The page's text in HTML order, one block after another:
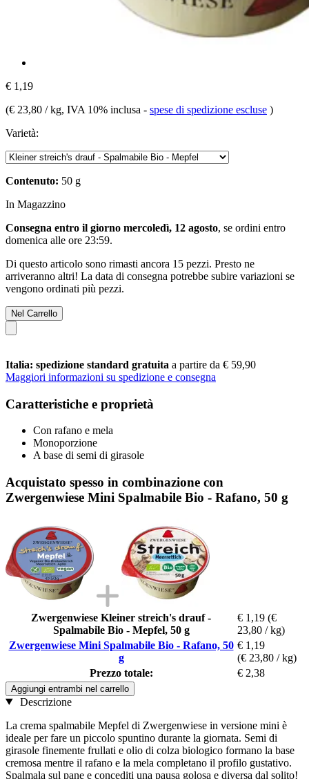
€ 1,19
(€ 23,80 / kg, IVA 10% inclusa - spese di spedizione escluse )
Varietà:
Contenuto: 50 g
In Magazzino
Consegna entro il giorno mercoledì, 12 agosto, se ordini entro
domenica alle ore 23:59.
Di questo articolo sono rimasti ancora 15 pezzi. Presto ne
arriveranno altri! La data di consegna potrebbe subire variazioni se
vengono ordinati più pezzi.
Nel Carrello
Italia: spedizione standard gratuita a partire da € 59,90
Maggiori informazioni su spedizione e consegna
Caratteristiche e proprietà
Con rafano e mela
Monoporzione
A base di semi di girasole
Acquistato spesso in combinazione con
Zwergenwiese Mini Spalmabile Bio - Rafano, 50 g
Zwergenwiese Kleiner streich's drauf -
Spalmabile Bio - Mepfel, 50 g
€ 1,19 (€
23,80 / kg)
Zwergenwiese Mini Spalmabile Bio - Rafano, 50
g
€ 1,19
(€ 23,80 / kg)
Prezzo totale:
€ 2,38
Aggiungi entrambi nel carrello
Descrizione
La crema spalmabile Mepfel di Zwergenwiese in versione mini è
ideale per fare un piccolo spuntino durante la giornata. Semi di
girasole finemente frullati e olio di colza biologico formano la base
cremosa mentre il rafano e la mela completano il profilo gustativo.
Spalmala sul pane e concediti una pausa golosa e diversa dal solito!